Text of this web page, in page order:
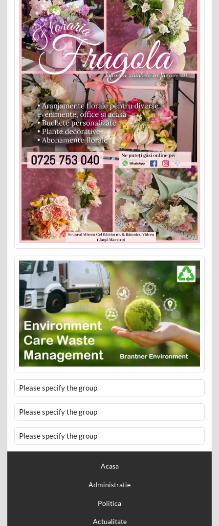
Please specify the group
Please specify the group
Please specify the group
Acasa
Administratie
Politica
Actualitate